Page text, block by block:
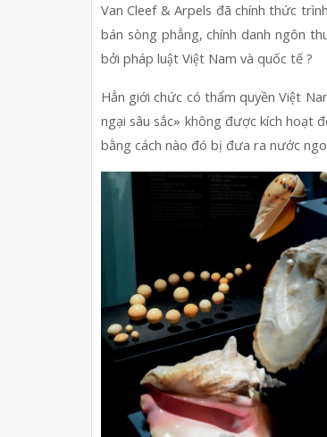
Van Cleef & Arpels đã chính thức
bán sòng phẳng, chính danh ngôn
bởi pháp luật Việt Nam và quốc tế ?
Hẳn giới chức có thẩm quyền Việt
ngại sâu sắc» không được kích hoạt
bằng cách nào đó bị đưa ra nước